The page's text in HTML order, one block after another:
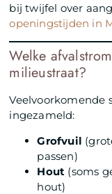
bij twijfel over
openingstijden in
Welke
milieustraat?
Veelvoorkomende
ingezameld:
Grofvuil
passen)
Hout (soms
hout)